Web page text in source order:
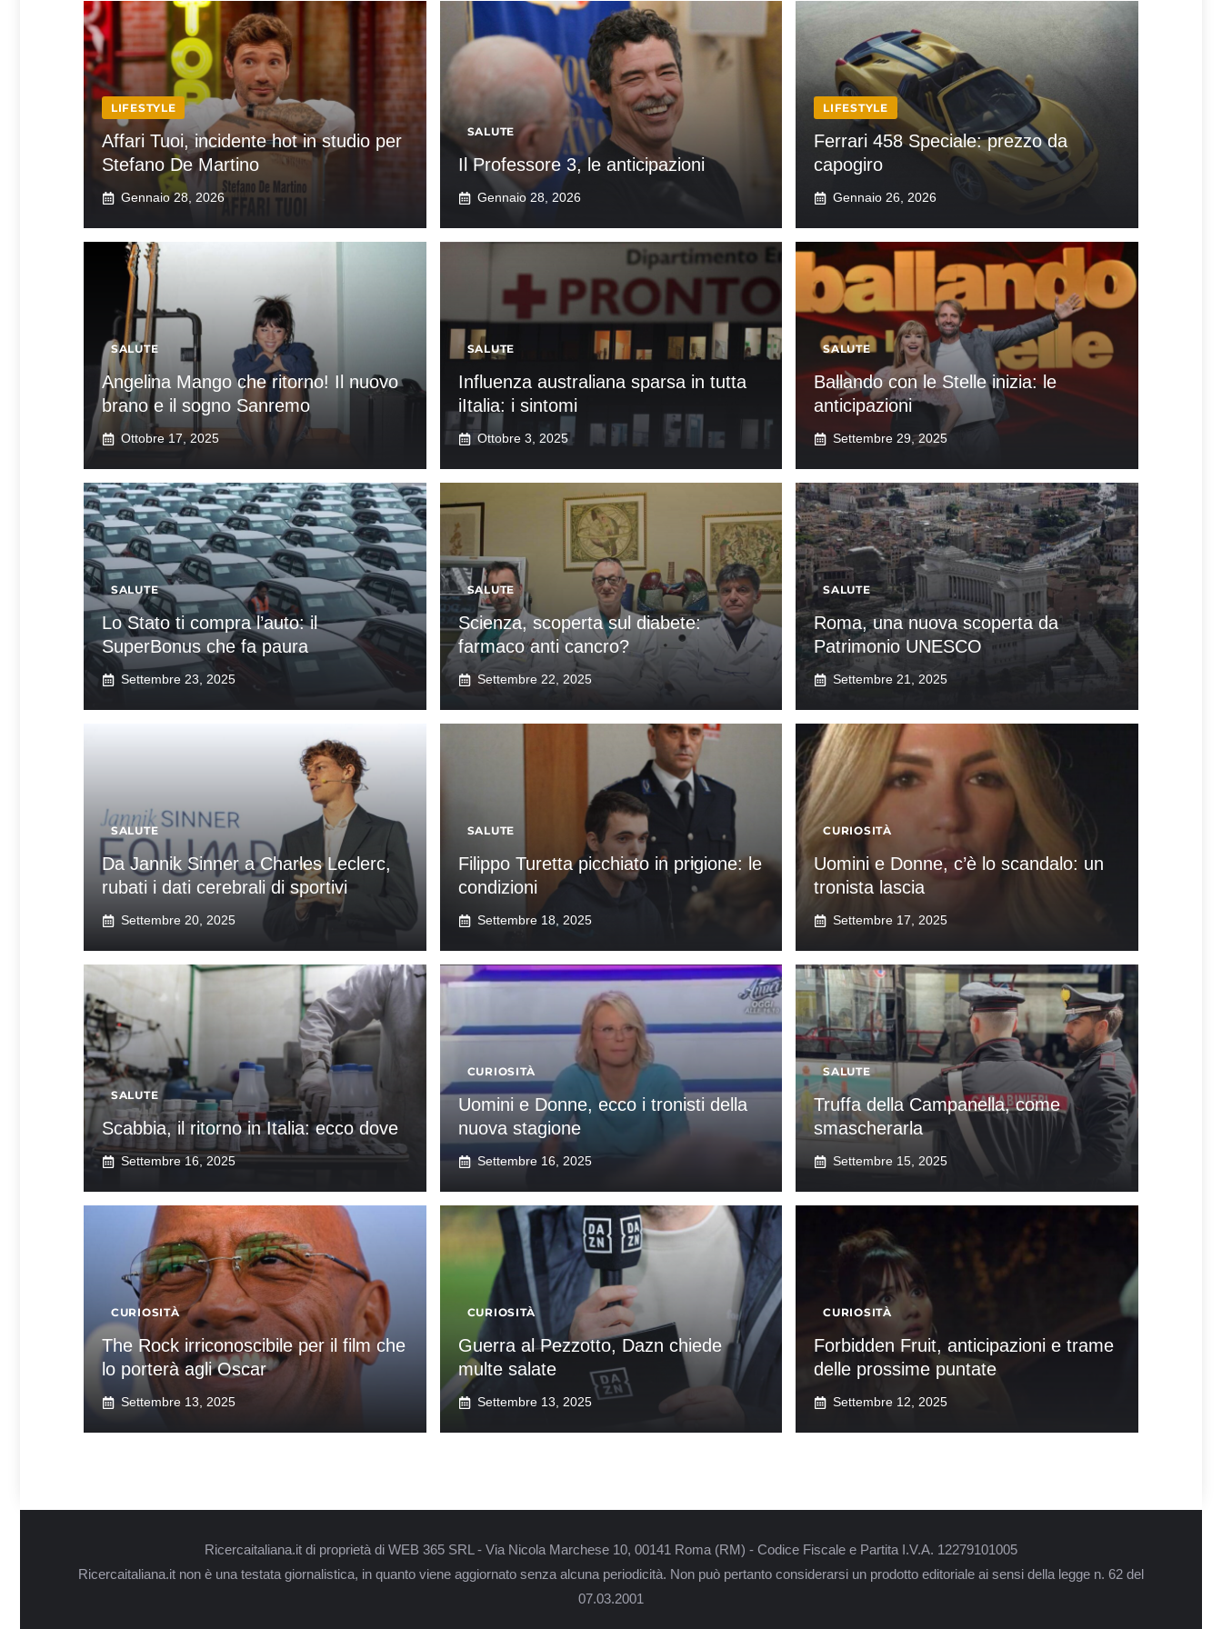
LIFESTYLE
Affari Tuoi, incidente hot in studio per
Stefano De Martino
Gennaio 28, 2026
SALUTE
Il Professore 3, le anticipazioni
Gennaio 28, 2026
LIFESTYLE
Ferrari 458 Speciale: prezzo da
capogiro
Gennaio 26, 2026
SALUTE
Angelina Mango che ritorno! Il nuovo
brano e il sogno Sanremo
Ottobre 17, 2025
SALUTE
Influenza australiana sparsa in tutta
iItalia: i sintomi
Ottobre 3, 2025
SALUTE
Ballando con le Stelle inizia: le
anticipazioni
Settembre 29, 2025
SALUTE
Lo Stato ti compra l’auto: il
SuperBonus che fa paura
Settembre 23, 2025
SALUTE
Scienza, scoperta sul diabete:
farmaco anti cancro?
Settembre 22, 2025
SALUTE
Roma, una nuova scoperta da
Patrimonio UNESCO
Settembre 21, 2025
SALUTE
Da Jannik Sinner a Charles Leclerc,
rubati i dati cerebrali di sportivi
Settembre 20, 2025
SALUTE
Filippo Turetta picchiato in prigione: le
condizioni
Settembre 18, 2025
CURIOSITÀ
Uomini e Donne, c’è lo scandalo: un
tronista lascia
Settembre 17, 2025
SALUTE
Scabbia, il ritorno in Italia: ecco dove
Settembre 16, 2025
CURIOSITÀ
Uomini e Donne, ecco i tronisti della
nuova stagione
Settembre 16, 2025
SALUTE
Truffa della Campanella, come
smascherarla
Settembre 15, 2025
CURIOSITÀ
The Rock irriconoscibile per il film che
lo porterà agli Oscar
Settembre 13, 2025
CURIOSITÀ
Guerra al Pezzotto, Dazn chiede
multe salate
Settembre 13, 2025
CURIOSITÀ
Forbidden Fruit, anticipazioni e trame
delle prossime puntate
Settembre 12, 2025
Ricercaitaliana.it di proprietà di WEB 365 SRL - Via Nicola Marchese 10, 00141 Roma (RM) - Codice Fiscale e Partita I.V.A. 12279101005
Ricercaitaliana.it non è una testata giornalistica, in quanto viene aggiornato senza alcuna periodicità. Non può pertanto considerarsi un prodotto editoriale ai sensi della legge n. 62 del
07.03.2001